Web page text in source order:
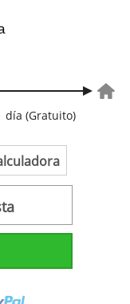
día (Gratuito)